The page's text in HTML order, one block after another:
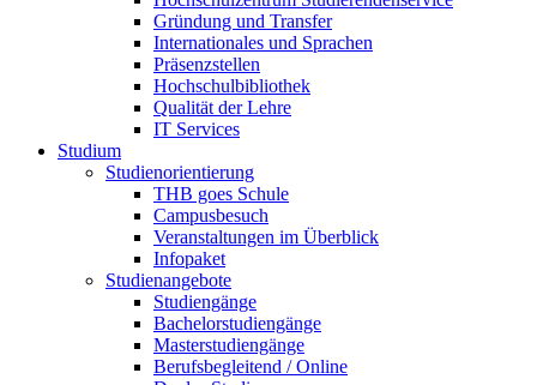
Gründung und Transfer
Internationales und Sprachen
Präsenzstellen
Hochschulbibliothek
Qualität der Lehre
IT Services
Studium
Studienorientierung
THB goes Schule
Campusbesuch
Veranstaltungen im Überblick
Infopaket
Studienangebote
Studiengänge
Bachelorstudiengänge
Masterstudiengänge
Berufsbegleitend / Online